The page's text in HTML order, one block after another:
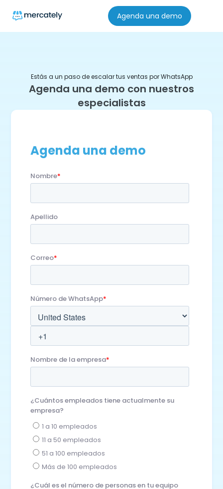
Agenda una demo
Estás a un paso de escalar tus ventas por WhatsApp
Agenda una demo con nuestros
especialistas